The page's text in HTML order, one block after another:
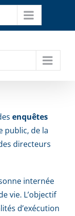
enquêtes
public, de la
directeurs
internée
vie. L’objectif
d’exécution